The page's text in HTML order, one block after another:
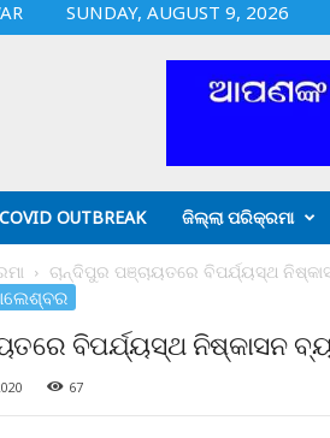
SUNDAY, AUGUST 9, 2026
COVID OUTBREAK ଜିଲ୍ଲା ପରିକ୍ରମା
ଚାନ୍ଦିପୁର ପଞ୍ଚାୟତରେ ବିପର୍ଯ୍ୟସ୍ଥ
ବିପର୍ଯ୍ୟସ୍ଥ ନିଷ୍କାସନ
67